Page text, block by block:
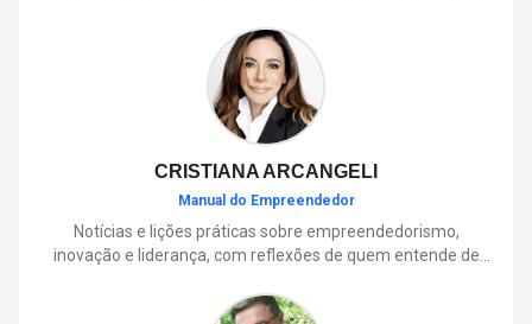
que envolve o dia a dia dos motoristas.
CRISTIANA ARCANGELI
Manual do Empreendedor
Notícias e lições práticas sobre empreendedorismo,
inovação e liderança, com reflexões de quem entende de